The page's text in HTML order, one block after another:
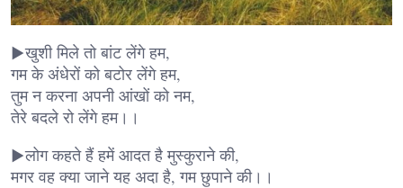
▶खुशी मिले तो बांट लेंगे हम,
गम के अंधेरों को बटोर लेंगे हम,
तुम न करना अपनी आंखों को नम,
तेरे बदले रो लेंगे हम।।
▶लोग कहते हैं हमें आदत है मुस्कुराने की,
मगर वह क्या जाने यह अदा है, गम छुपाने की।।